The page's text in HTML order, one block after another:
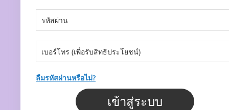
ลืมรหัสผ่านหรือไม่?
เข้าสู่ระบบ